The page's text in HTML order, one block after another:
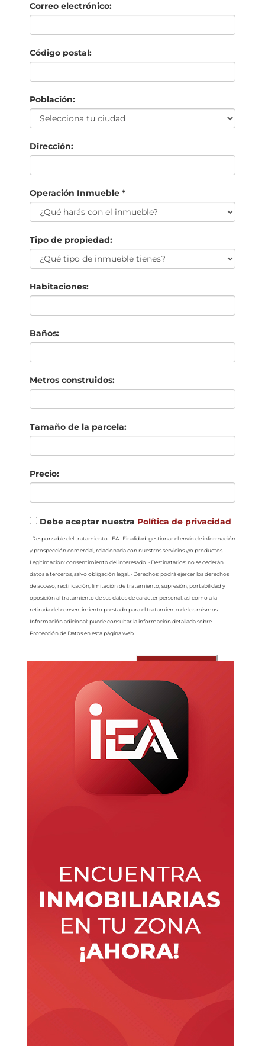
Correo electrónico:
Código postal:
Población:
Dirección:
Operación Inmueble *
Tipo de propiedad:
Habitaciones:
Baños:
Metros construidos:
Tamaño de la parcela:
Precio:
Debe aceptar nuestra Política de privacidad
· Responsable del tratamiento: IEA · Finalidad: gestionar el envío de información
y prospección comercial, relacionada con nuestros servicios y/o productos. ·
Legitimación: consentimiento del interesado. · Destinatarios: no se cederán
datos a terceros, salvo obligación legal. · Derechos: podrá ejercer los derechos
de acceso, rectificación, limitación de tratamiento, supresión, portabilidad y
oposición al tratamiento de sus datos de carácter personal, así como a la
retirada del consentimiento prestado para el tratamiento de los mismos. ·
Información adicional: puede consultar la información detallada sobre
Protección de Datos en esta página web.